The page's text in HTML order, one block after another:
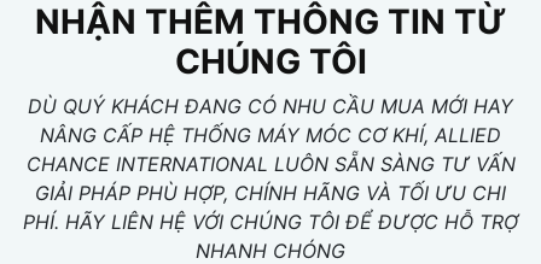
NHẬN THÊM THÔNG TIN TỪ
CHÚNG TÔI
DÙ QUÝ KHÁCH ĐANG CÓ NHU CẦU MUA MỚI HAY
NÂNG CẤP HỆ THỐNG MÁY MÓC CƠ KHÍ, ALLIED
CHANCE INTERNATIONAL LUÔN SẴN SÀNG TƯ VẤN
GIẢI PHÁP PHÙ HỢP, CHÍNH HÃNG VÀ TỐI ƯU CHI
PHÍ. HÃY LIÊN HỆ VỚI CHÚNG TÔI ĐỂ ĐƯỢC HỖ TRỢ
NHANH CHÓNG